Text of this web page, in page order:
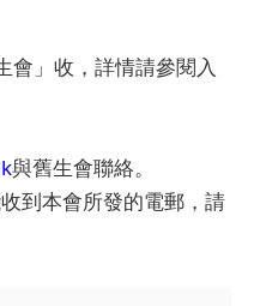
會」收，詳情請參閱入
與舊生會聯絡。
到本會所發的電郵，請